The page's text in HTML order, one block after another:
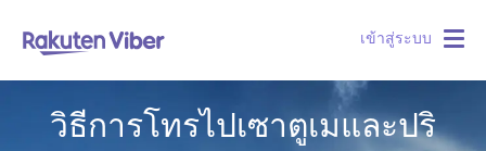
เข้าสู่ระบบ
วิธีการโทรไปเซาตูเมและปริ